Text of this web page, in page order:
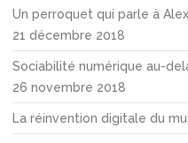
Un perroquet qui parle à
21 décembre 2018
Sociabilité numérique au-
26 novembre 2018
La réinvention digitale du